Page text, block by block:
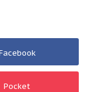
Pocket